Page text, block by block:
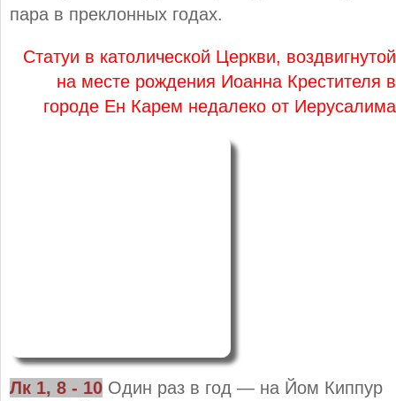
пара в преклонных годах.
Статуи в католической Церкви, воздвигнутой
на месте рождения Иоанна Крестителя в
городе Ен Карем недалеко от Иерусалима
Лк 1, 8 - 10 Один раз в год — на Йом Киппур